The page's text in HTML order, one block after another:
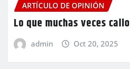
ARTÍCULO DE OPINIÓN
Lo que muchas veces callo
admin Oct 20, 2025